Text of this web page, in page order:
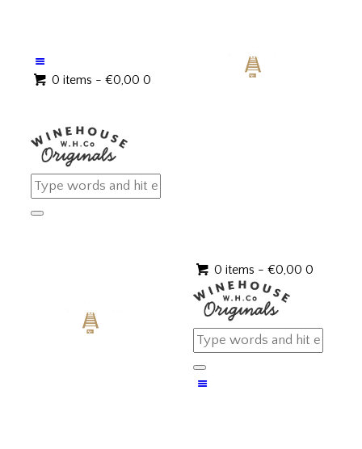
0 items - €0,00 0
0 items - €0,00 0